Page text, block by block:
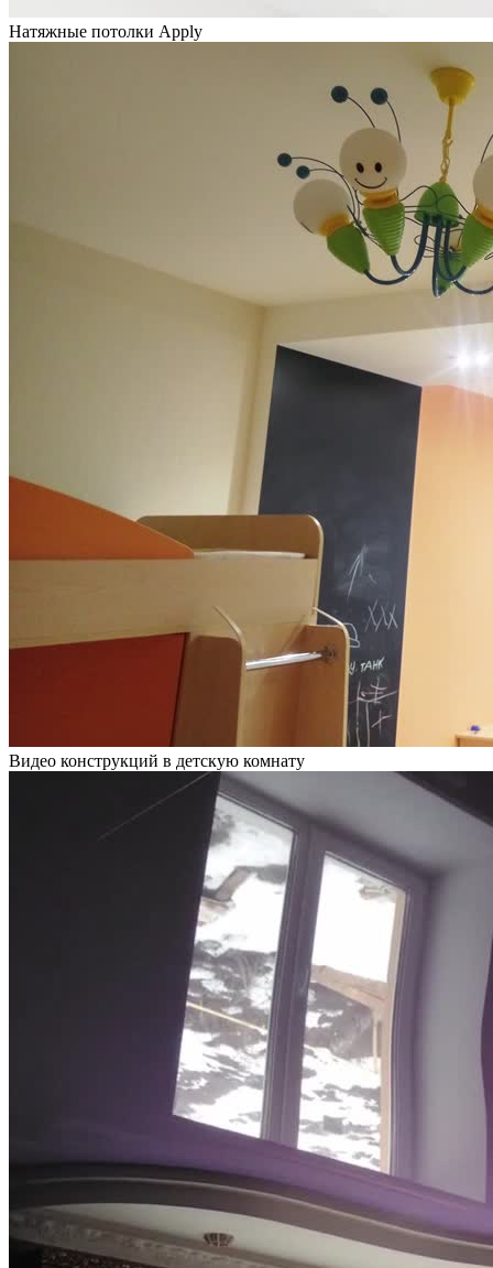
Натяжные потолки Apply
Видео конструкций в детскую комнату